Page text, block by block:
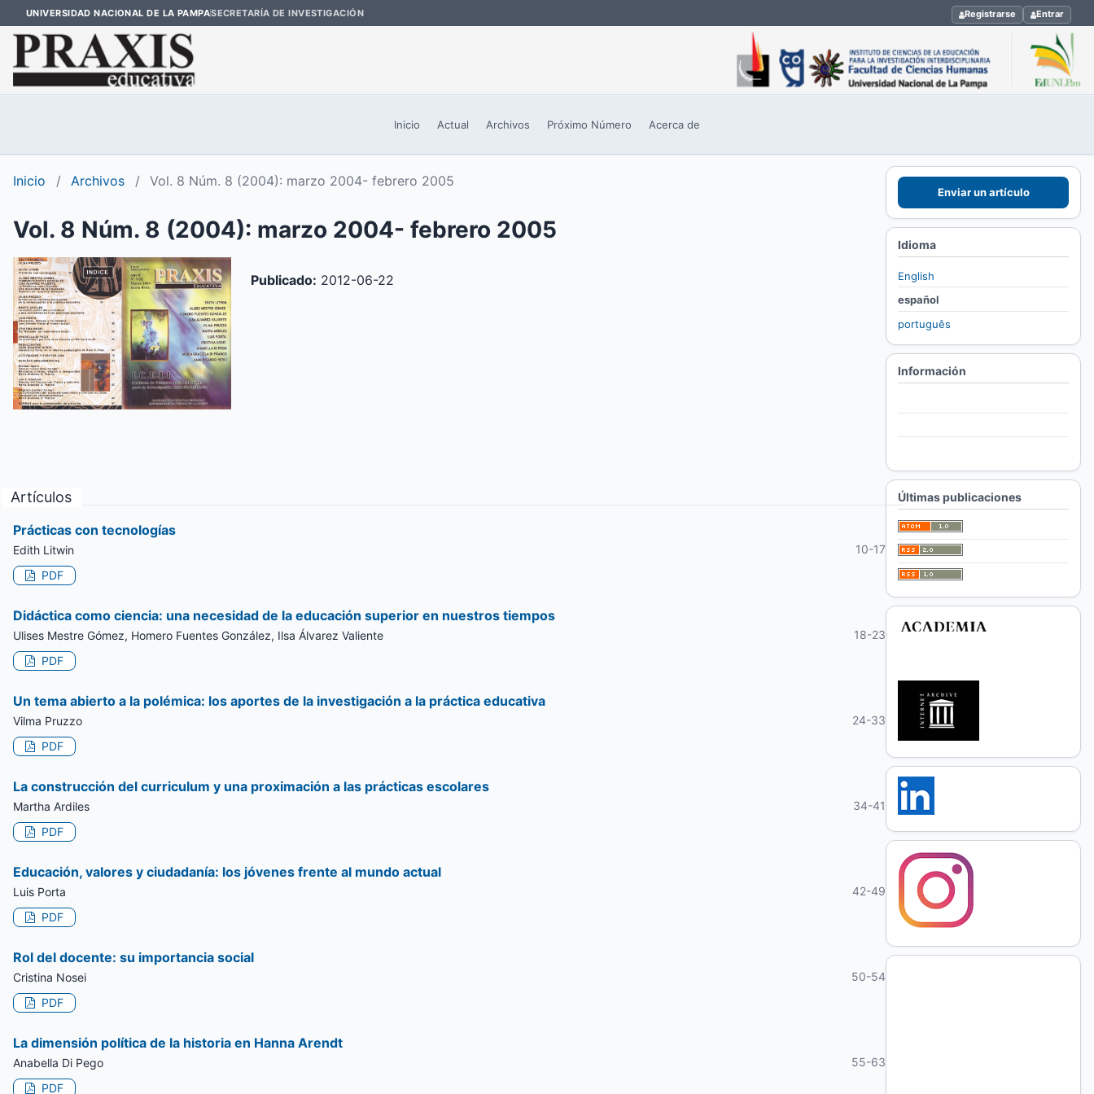
UNIVERSIDAD NACIONAL DE LA PAMPASECRETARÍA DE INVESTIGACIÓN Registrarse Entrar
Inicio Actual Archivos Próximo Número Acerca de
Inicio / Archivos / Vol. 8 Núm. 8 (2004): marzo 2004- febrero 2005
Vol. 8 Núm. 8 (2004): marzo 2004- febrero 2005
Publicado: 2012-06-22
Artículos
Prácticas con tecnologías
Edith Litwin
10-17
PDF
Didáctica como ciencia: una necesidad de la educación superior en nuestros tiempos
Ulises Mestre Gómez, Homero Fuentes González, Ilsa Álvarez Valiente
18-23
PDF
Un tema abierto a la polémica: los aportes de la investigación a la práctica educativa
Vilma Pruzzo
24-33
PDF
La construcción del curriculum y una proximación a las prácticas escolares
Martha Ardiles
34-41
PDF
Educación, valores y ciudadanía: los jóvenes frente al mundo actual
Luis Porta
42-49
PDF
Rol del docente: su importancia social
Cristina Nosei
50-54
PDF
La dimensión política de la historia en Hanna Arendt
Anabella Di Pego
55-63
PDF
Enviar un artículo
Idioma
English
español
português
Información
Últimas publicaciones